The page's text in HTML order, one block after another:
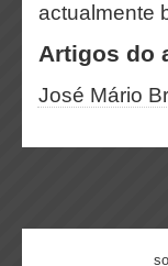
actualmente
Artigos do
José Mário